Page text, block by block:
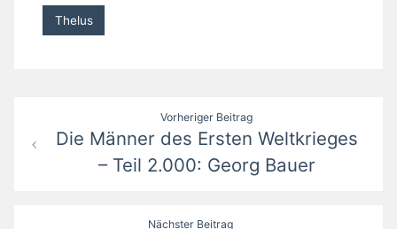
Thelus
Beitragsnavigation
Vorheriger Beitrag
Die Männer des Ersten Weltkrieges
– Teil 2.000: Georg Bauer
Nächster Beitrag